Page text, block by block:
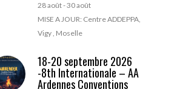
28 août-30 août
MISE A JOUR: Centre ADDEPPA,
Vigy , Moselle
18-20 septembre 2026
-8th Internationale – AA
Ardennes Conventions